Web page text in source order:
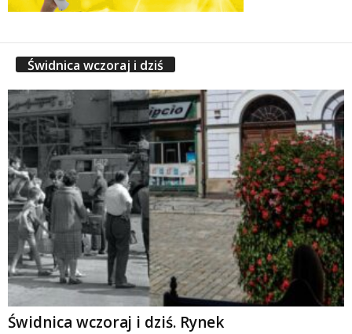
Świdnica wczoraj i dziś
Świdnica wczoraj i dziś. Rynek